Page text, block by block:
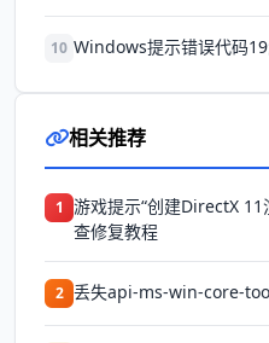
10 Windows提示错误代码
相关推荐
1 游戏提示“创建DirectX
查修复教程
2 丢失api-ms-win-core-